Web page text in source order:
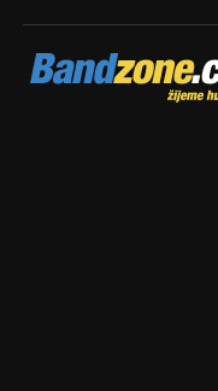
Bandzone.cz
žijeme hudbou